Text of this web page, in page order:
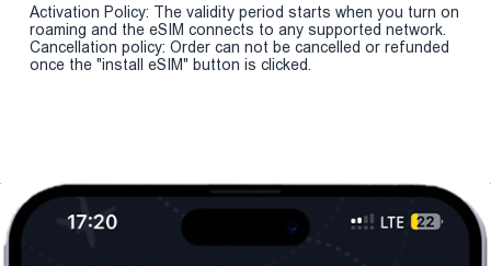
Activation Policy: The validity period starts when you turn on
roaming and the eSIM connects to any supported network.
Cancellation policy: Order can not be cancelled or refunded
once the "install eSIM" button is clicked.